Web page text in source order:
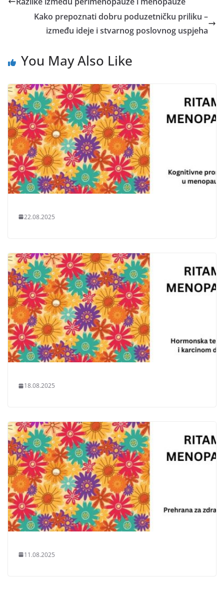
Kako prepoznati dobru poduzetničku priliku –
između ideje i stvarnog poslovnog uspjeha
You May Also Like
22.08.2025
18.08.2025
11.08.2025